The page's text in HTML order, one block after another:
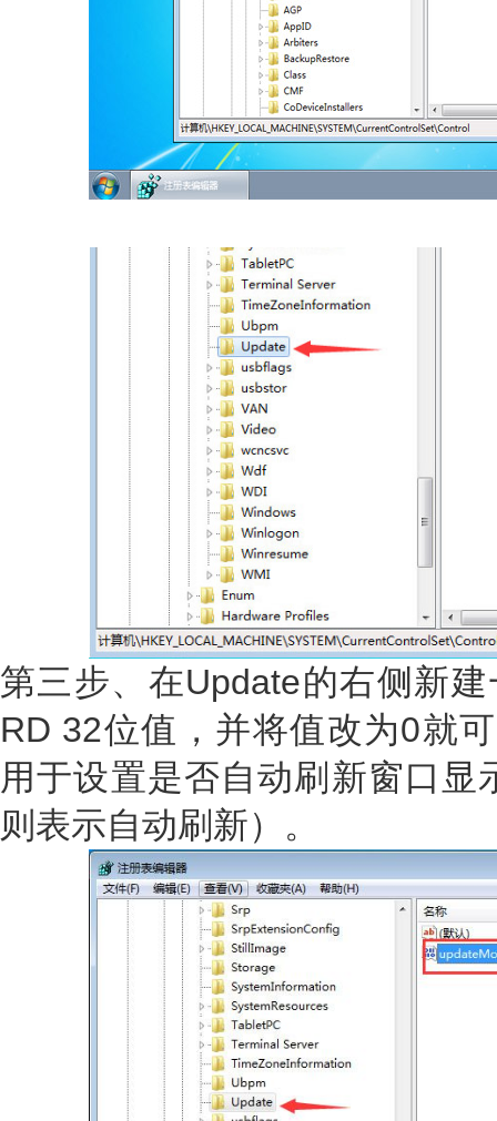
第三步、在Update的右侧新
RD 32位值，并将值改为0就
用于设置是否自动刷新窗口
则表示自动刷新）。